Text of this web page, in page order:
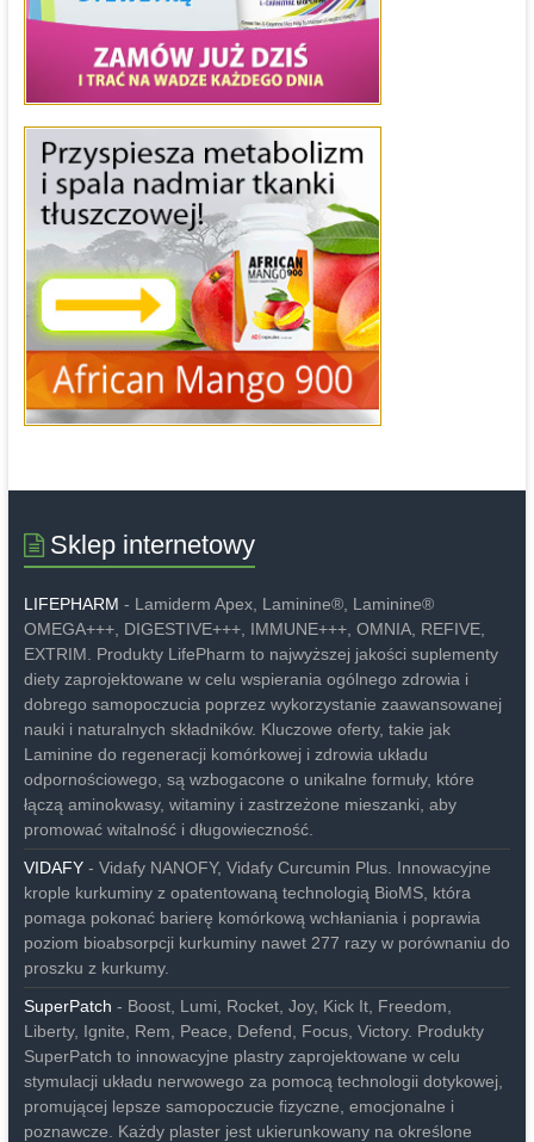
Sklep internetowy
LIFEPHARM - Lamiderm Apex, Laminine®, Laminine®
OMEGA+++, DIGESTIVE+++, IMMUNE+++, OMNIA, REFIVE,
EXTRIM. Produkty LifePharm to najwyższej jakości suplementy
diety zaprojektowane w celu wspierania ogólnego zdrowia i
dobrego samopoczucia poprzez wykorzystanie zaawansowanej
nauki i naturalnych składników. Kluczowe oferty, takie jak
Laminine do regeneracji komórkowej i zdrowia układu
odpornościowego, są wzbogacone o unikalne formuły, które
łączą aminokwasy, witaminy i zastrzeżone mieszanki, aby
promować witalność i długowieczność.
VIDAFY- Vidafy NANOFY, Vidafy Curcumin Plus. Innowacyjne
krople kurkuminy z opatentowaną technologią BioMS, która
pomaga pokonać barierę komórkową wchłaniania i poprawia
poziom bioabsorpcji kurkuminy nawet 277 razy w porównaniu do
proszku z kurkumy.
SuperPatch - Boost, Lumi, Rocket, Joy, Kick It, Freedom,
Liberty, Ignite, Rem, Peace, Defend, Focus, Victory. Produkty
SuperPatch to innowacyjne plastry zaprojektowane w celu
stymulacji układu nerwowego za pomocą technologii dotykowej,
promującej lepsze samopoczucie fizyczne, emocjonalne i
poznawcze. Każdy plaster jest ukierunkowany na określone